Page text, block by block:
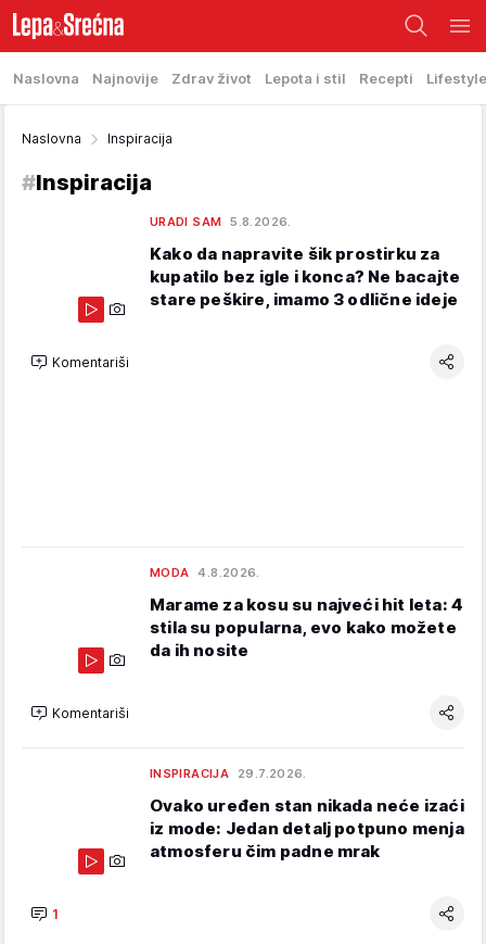
Naslovna Najnovije Zdrav život Lepota i stil Recepti Lifestyle
Naslovna Inspiracija
#Inspiracija
URADI SAM 5.8.2026.
Kako da napravite šik prostirku za
kupatilo bez igle i konca? Ne bacajte
stare peškire, imamo 3 odlične ideje
Komentariši
MODA 4.8.2026.
Marame za kosu su najveći hit leta: 4
stila su popularna, evo kako možete
da ih nosite
Komentariši
INSPIRACIJA 29.7.2026.
Ovako uređen stan nikada neće izaći
iz mode: Jedan detalj potpuno menja
atmosferu čim padne mrak
1